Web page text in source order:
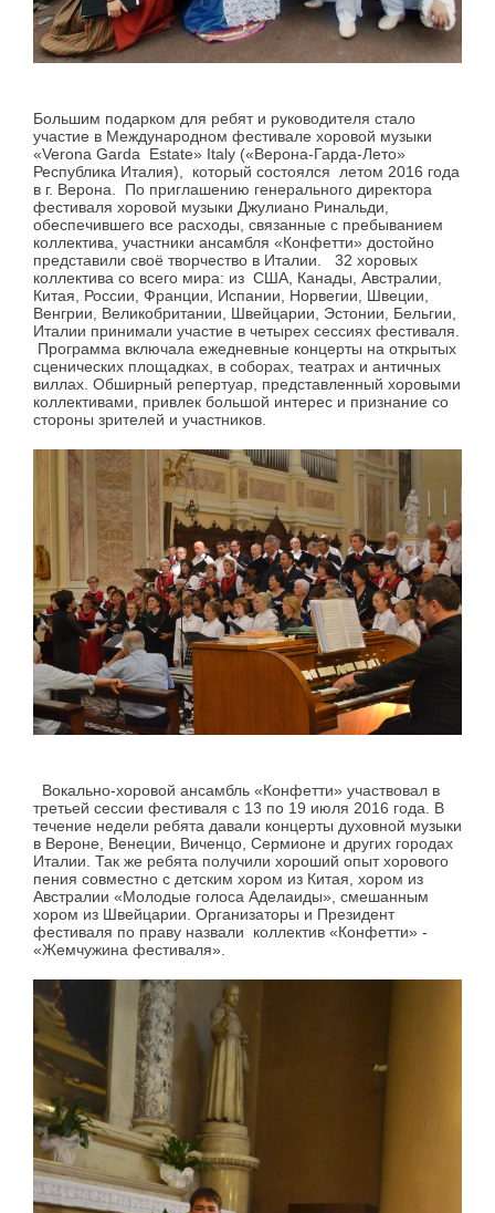
Большим подарком для ребят и руководителя стало
участие в Международном фестивале хоровой музыки
«Verona Garda Estate» Italy («Верона-Гарда-Лето»
Республика Италия), который состоялся летом 2016 года
в г. Верона. По приглашению генерального директора
фестиваля хоровой музыки Джулиано Ринальди,
обеспечившего все расходы, связанные с пребыванием
коллектива, участники ансамбля «Конфетти» достойно
представили своё творчество в Италии. 32 хоровых
коллектива со всего мира: из США, Канады, Австралии,
Китая, России, Франции, Испании, Норвегии, Швеции,
Венгрии, Великобритании, Швейцарии, Эстонии, Бельгии,
Италии принимали участие в четырех сессиях фестиваля.
Программа включала ежедневные концерты на открытых
сценических площадках, в соборах, театрах и античных
виллах. Обширный репертуар, представленный хоровыми
коллективами, привлек большой интерес и признание со
стороны зрителей и участников.
Вокально-хоровой ансамбль «Конфетти» участвовал в
третьей сессии фестиваля с 13 по 19 июля 2016 года. В
течение недели ребята давали концерты духовной музыки
в Вероне, Венеции, Виченцо, Сермионе и других городах
Италии. Так же ребята получили хороший опыт хорового
пения совместно с детским хором из Китая, хором из
Австралии «Молодые голоса Аделаиды», смешанным
хором из Швейцарии. Организаторы и Президент
фестиваля по праву назвали коллектив «Конфетти» -
«Жемчужина фестиваля».